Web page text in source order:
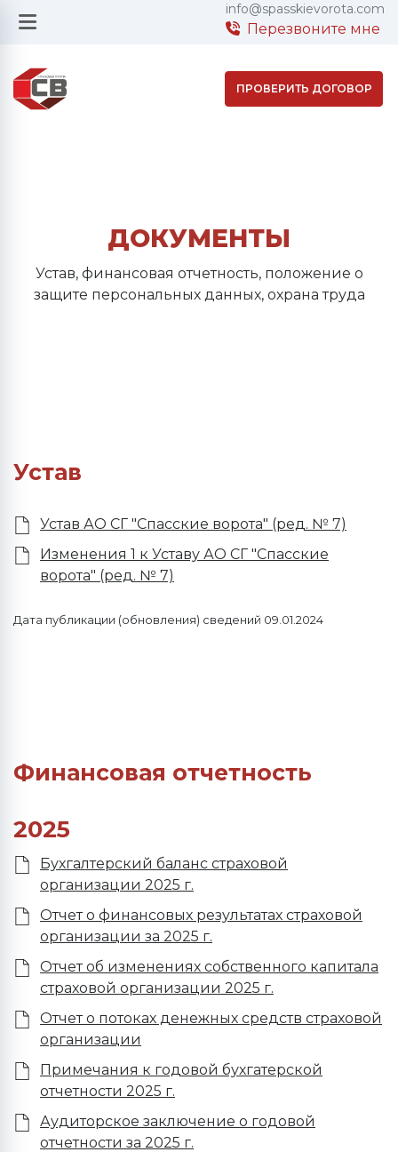
info@spasskievorota.com
Перезвоните мне
ПРОВЕРИТЬ ДОГОВОР
ДОКУМЕНТЫ
Устав, финансовая отчетность, положение о
защите персональных данных, охрана труда
Устав
Устав АО СГ "Спасские ворота" (ред. № 7)
Изменения 1 к Уставу АО СГ "Спасские
ворота" (ред. № 7)
Дата публикации (обновления) сведений 09.01.2024
Финансовая отчетность
2025
Бухгалтерский баланс страховой
организации 2025 г.
Отчет о финансовых результатах страховой
организации за 2025 г.
Отчет об изменениях собственного капитала
страховой организации 2025 г.
Отчет о потоках денежных средств страховой
организации
Примечания к годовой бухгатерской
отчетности 2025 г.
Аудиторское заключение о годовой
отчетности за 2025 г.